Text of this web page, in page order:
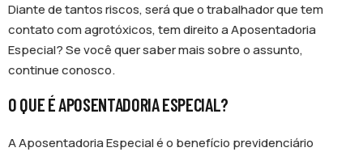
Diante de tantos riscos, será que o trabalhador que tem
contato com agrotóxicos, tem direito a Aposentadoria
Especial? Se você quer saber mais sobre o assunto,
continue conosco.
O QUE É APOSENTADORIA ESPECIAL?
A Aposentadoria Especial é o benefício previdenciário